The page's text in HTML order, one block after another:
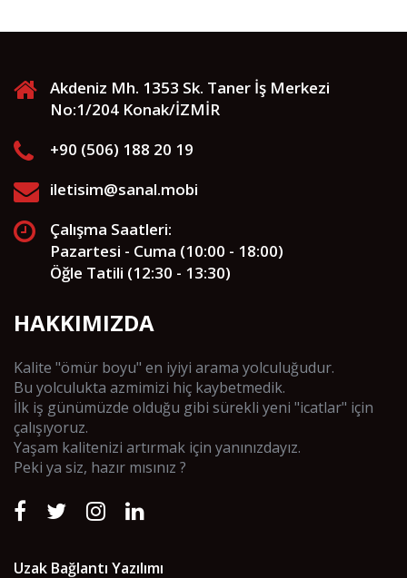
Akdeniz Mh. 1353 Sk. Taner İş Merkezi
No:1/204 Konak/İZMİR
+90 (506) 188 20 19
iletisim@sanal.mobi
Çalışma Saatleri:
Pazartesi - Cuma (10:00 - 18:00)
Öğle Tatili (12:30 - 13:30)
HAKKIMIZDA
Kalite "ömür boyu" en iyiyi arama yolculuğudur.
Bu yolculukta azmimizi hiç kaybetmedik.
İlk iş günümüzde olduğu gibi sürekli yeni "icatlar" için
çalışıyoruz.
Yaşam kalitenizi artırmak için yanınızdayız.
Peki ya siz, hazır mısınız ?
Uzak Bağlantı Yazılımı